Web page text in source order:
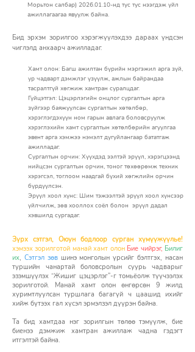
Морьтон салбар) 2026.01.10-нд тус тус нээгдэж үйл
ажиллагаагаа явуулж байна.
Бид эрхэм зорилгоо хэрэгжүүлэхдээ дараах үндсэн
чиглэлд анхаарч ажилладаг.
Хамт олон: Багш ажилтан бүрийн мэргэжил арга зүй,
ур чадварт дэмжлэг үзүүлж, ажлын байрандаа
тасралтгүй хөгжиж хамтран суралцдаг.
Гүйцэтгэл: Цэцэрлэгийн онцлог сургалтын арга
зүйгээр баяжуулсан сургалтын хөтөлбөр,
хэрэглэгдэхүүн ном гарын авлага боловсруулж
хэрэглэхийн хамт сургалтын хөтөлбөрийн агуулгаа
эвент арга хэмжээ нэмэлт дугуйлангаар бататгаж
ажилладаг.
Сургалтын орчин: Хүүхдэд ээлтэй эрүүл, хэрэгцээнд
нийцсэн сургалтын орчин, тоног төхөөрөмж техник
хэрэгсэл, тоглоом наадгай бүхий хөгжлийн орчин
бүрдүүлсэн.
Эрүүл хоол хүнс: Шим тэжээлтэй эрүүл хоол хүнсээр
үйлчилж, зөв хооллох соёл болон эрүүл дадал
хэвшилд сургадаг.
Зүрх сэтгэл, Оюун бодлоор сурган хүмүүжүүлье!
хэмээх зорилготой манай хамт олон Бие чийрэг, Билиг
их, Сэтгэл зөв шинэ монголын үрсийг бэлтгэх, насан
туршийн чанартай боловсролын суурь чадварыг
эзэмшүүлэх “Жишиг цэцэрлэг”-г томьёолж түүчээлэх
зорилготой. Манай хамт олон өнгөрсөн 9 жилд
хуримтлуулсан туршлага багагүй ч цаашид ихийг
хийж бүтээх гал хүсэл эрмэлзэл дүүрэн байна.
Та бид хамтдаа нэг зорилгын төлөө тэмүүлж, бие
биенээ дэмжиж хамтран ажиллаж чадна гэдэгт
итгэлтэй байна.